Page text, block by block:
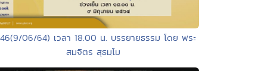
06/64) เวลา 18.00 น. บรรยายธรรม โดย พระ
สมจิตร สุธมฺโม